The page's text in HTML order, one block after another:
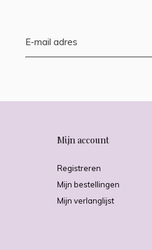
Mijn account
Registreren
Mijn bestellingen
Mijn verlanglijst